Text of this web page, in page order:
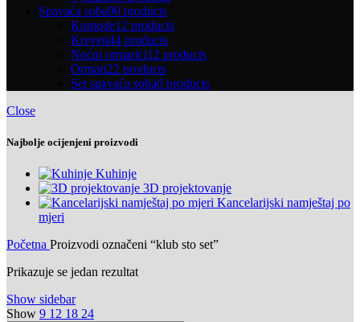
Spavaća soba90 products
Komode12 products
Kreveti44 products
Noćni ormarici12 products
Ormari22 products
Set spavaća soba0 products
Close
Najbolje ocijenjeni proizvodi
Kuhinje
3D projektovanje
Kancelarijski namještaj po
mjeri
Početna Proizvodi označeni “klub sto set”
Prikazuje se jedan rezultat
Show sidebar
Show 9 12 18 24